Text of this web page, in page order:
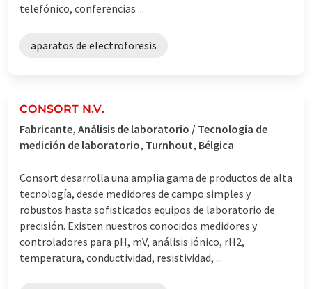
telefónico, conferencias ...
aparatos de electroforesis
CONSORT N.V.
Fabricante, Análisis de laboratorio / Tecnología de
medición de laboratorio, Turnhout, Bélgica
Consort desarrolla una amplia gama de productos de alta
tecnología, desde medidores de campo simples y
robustos hasta sofisticados equipos de laboratorio de
precisión. Existen nuestros conocidos medidores y
controladores para pH, mV, análisis iónico, rH2,
temperatura, conductividad, resistividad, ...